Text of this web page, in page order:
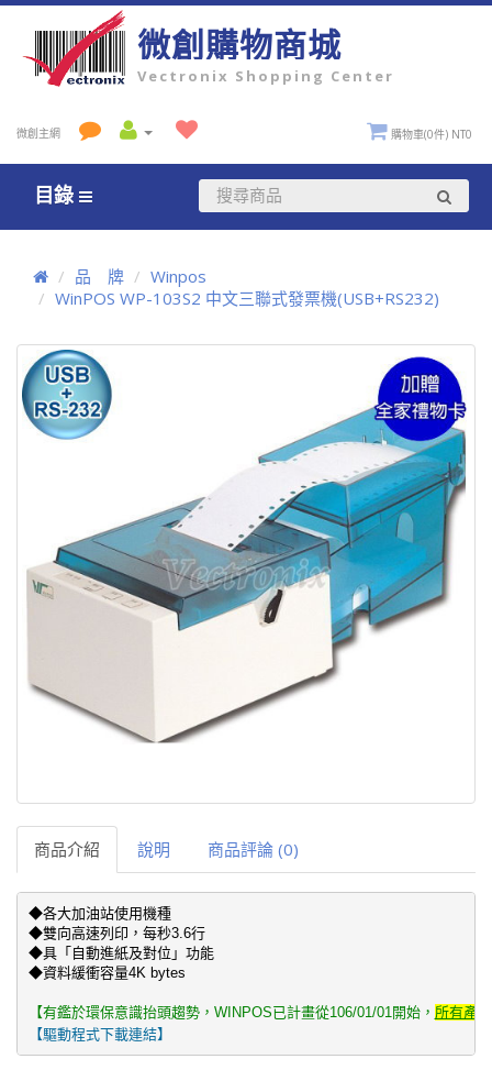
微創購物商城
Vectronix Shopping Center
微創主網 購物車(0件) NT0
目錄
品 牌
Winpos
WinPOS WP-103S2 中文三聯式發票機(USB+RS232)
商品介紹 說明 商品評論 (0)
◆各大加油站使用機種
◆雙向高速列印，每秒3.6行
◆具「自動進紙及對位」功能
◆資料緩衝容量4K bytes
【有鑑於環保意識抬頭趨勢，WINPOS已計畫從106/01/01開始， 所有產品
【驅動程式下載連結】